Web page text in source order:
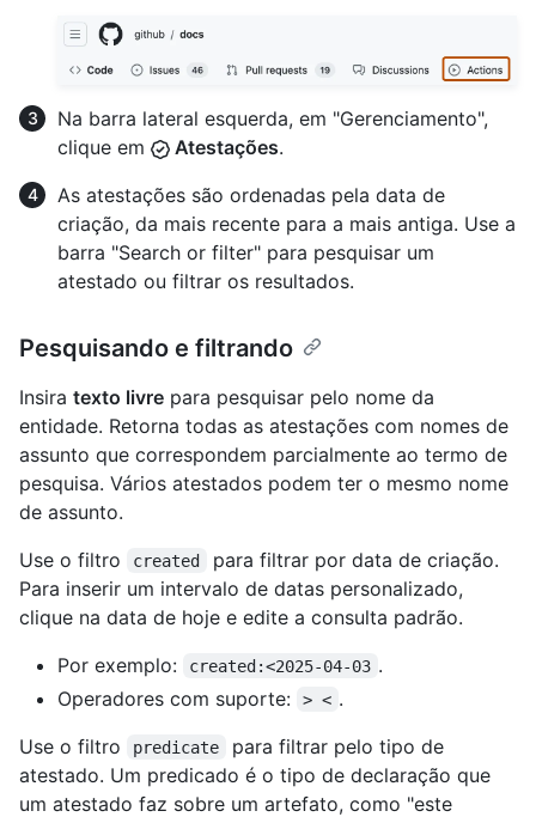
Na barra lateral esquerda, em "Gerenciamento",
clique em
Atestações.
As atestações são ordenadas pela data de
criação, da mais recente para a mais antiga. Use a
barra "Search or filter" para pesquisar um
atestado ou filtrar os resultados.
Pesquisando e filtrando
Insira texto livre para pesquisar pelo nome da
entidade. Retorna todas as atestações com nomes de
assunto que correspondem parcialmente ao termo de
pesquisa. Vários atestados podem ter o mesmo nome
de assunto.
Use o filtro
created
para filtrar por data de criação.
Para inserir um intervalo de datas personalizado,
clique na data de hoje e edite a consulta padrão.
Por exemplo:
created:<2025-04-03 .
Operadores com suporte:
> < .
Use o filtro
predicate
para filtrar pelo tipo de
atestado. Um predicado é o tipo de declaração que
um atestado faz sobre um artefato, como "este